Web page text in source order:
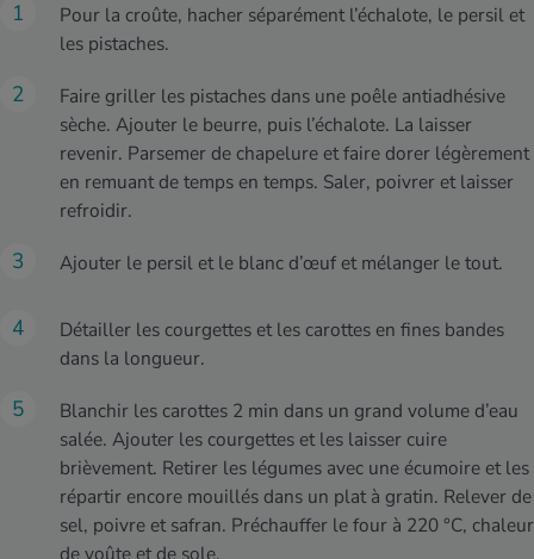
Pour la croûte, hacher séparément l’échalote, le persil et
les pistaches.
Faire griller les pistaches dans une poêle antiadhésive
sèche. Ajouter le beurre, puis l’échalote. La laisser
revenir. Parsemer de chapelure et faire dorer légèrement
en remuant de temps en temps. Saler, poivrer et laisser
refroidir.
Ajouter le persil et le blanc d’œuf et mélanger le tout.
Détailler les courgettes et les carottes en fines bandes
dans la longueur.
Blanchir les carottes 2 min dans un grand volume d’eau
salée. Ajouter les courgettes et les laisser cuire
brièvement. Retirer les légumes avec une écumoire et les
répartir encore mouillés dans un plat à gratin. Relever de
sel, poivre et safran. Préchauffer le four à 220 °C, chaleur